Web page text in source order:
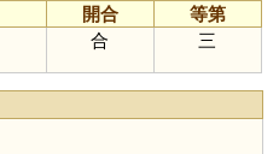
開合
等第
合 三